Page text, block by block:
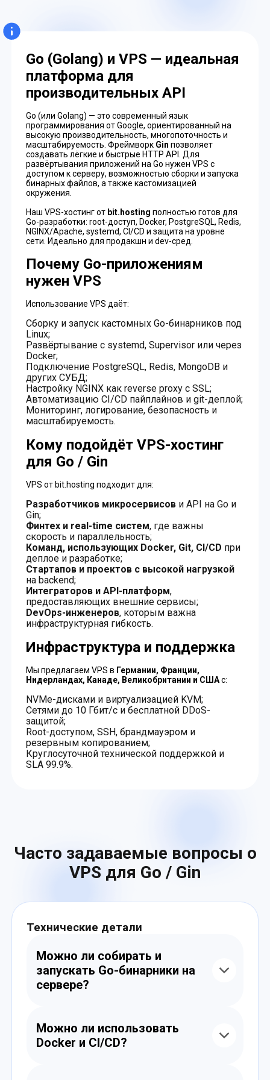
Go (Golang) и VPS — идеальная
платформа для
производительных API
Go (или Golang) — это современный язык
программирования от Google, ориентированный на
высокую производительность, многопоточность и
масштабируемость. Фреймворк Gin позволяет
создавать лёгкие и быстрые HTTP API. Для
развёртывания приложений на Go нужен VPS с
доступом к серверу, возможностью сборки и запуска
бинарных файлов, а также кастомизацией
окружения.
Наш VPS-хостинг от bit.hosting полностью готов для
Go-разработки: root-доступ, Docker, PostgreSQL, Redis,
NGINX/Apache, systemd, CI/CD и защита на уровне
сети. Идеально для продакшн и dev-сред.
Почему Go-приложениям
нужен VPS
Использование VPS даёт:
Сборку и запуск кастомных Go-бинарников под
Linux;
Развёртывание с systemd, Supervisor или через
Docker;
Подключение PostgreSQL, Redis, MongoDB и
других СУБД;
Настройку NGINX как reverse proxy с SSL;
Автоматизацию CI/CD пайплайнов и git-деплой;
Мониторинг, логирование, безопасность и
масштабируемость.
Кому подойдёт VPS-хостинг
для Go / Gin
VPS от bit.hosting подходит для:
Разработчиков микросервисов и API на Go и
Gin;
Финтех и real-time систем, где важны
скорость и параллельность;
Команд, использующих Docker, Git, CI/CD при
деплое и разработке;
Стартапов и проектов с высокой нагрузкой
на backend;
Интеграторов и API-платформ,
предоставляющих внешние сервисы;
DevOps-инженеров, которым важна
инфраструктурная гибкость.
Инфраструктура и поддержка
Мы предлагаем VPS в Германии, Франции,
Нидерландах, Канаде, Великобритании и СШАс:
NVMe-дисками и виртуализацией KVM;
Сетями до 10 Гбит/с и бесплатной DDoS-
защитой;
Root-доступом, SSH, брандмауэром и
резервным копированием;
Круглосуточной технической поддержкой и
SLA 99.9%.
Часто задаваемые вопросы о
VPS для Go / Gin
Технические детали
Можно ли собирать и
запускать Go-бинарники на
сервере?
бинарники и запускать их в фоне или через
systemd, Supervisor, cron и т.д.
Можно ли использовать
Docker и CI/CD?